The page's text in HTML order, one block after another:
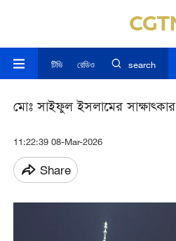
টিভি রেডিও search
মোঃ সাইফুল ইসলামের সাক্ষাত্কার
11:22:39 08-Mar-2026
Share